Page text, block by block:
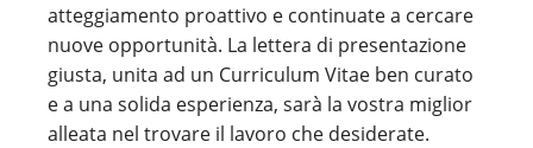
atteggiamento proattivo e continuate a cercare
nuove opportunità. La lettera di presentazione
giusta, unita ad un Curriculum Vitae ben curato
e a una solida esperienza, sarà la vostra miglior
alleata nel trovare il lavoro che desiderate.